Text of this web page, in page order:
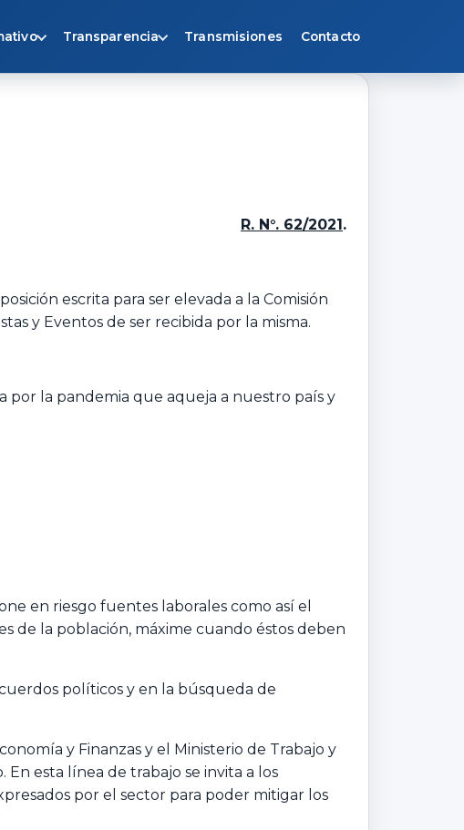
Transparencia Transmisiones Contacto
R. N°. 62/2021.
escrita para ser elevada a la Comisión
y Eventos de ser recibida por la misma.
por la pandemia que aqueja a nuestro país y
en riesgo fuentes laborales como así el
de la población, máxime cuando éstos deben
políticos y en la búsqueda de
y Finanzas y el Ministerio de Trabajo y
esta línea de trabajo se invita a los
por el sector para poder mitigar los